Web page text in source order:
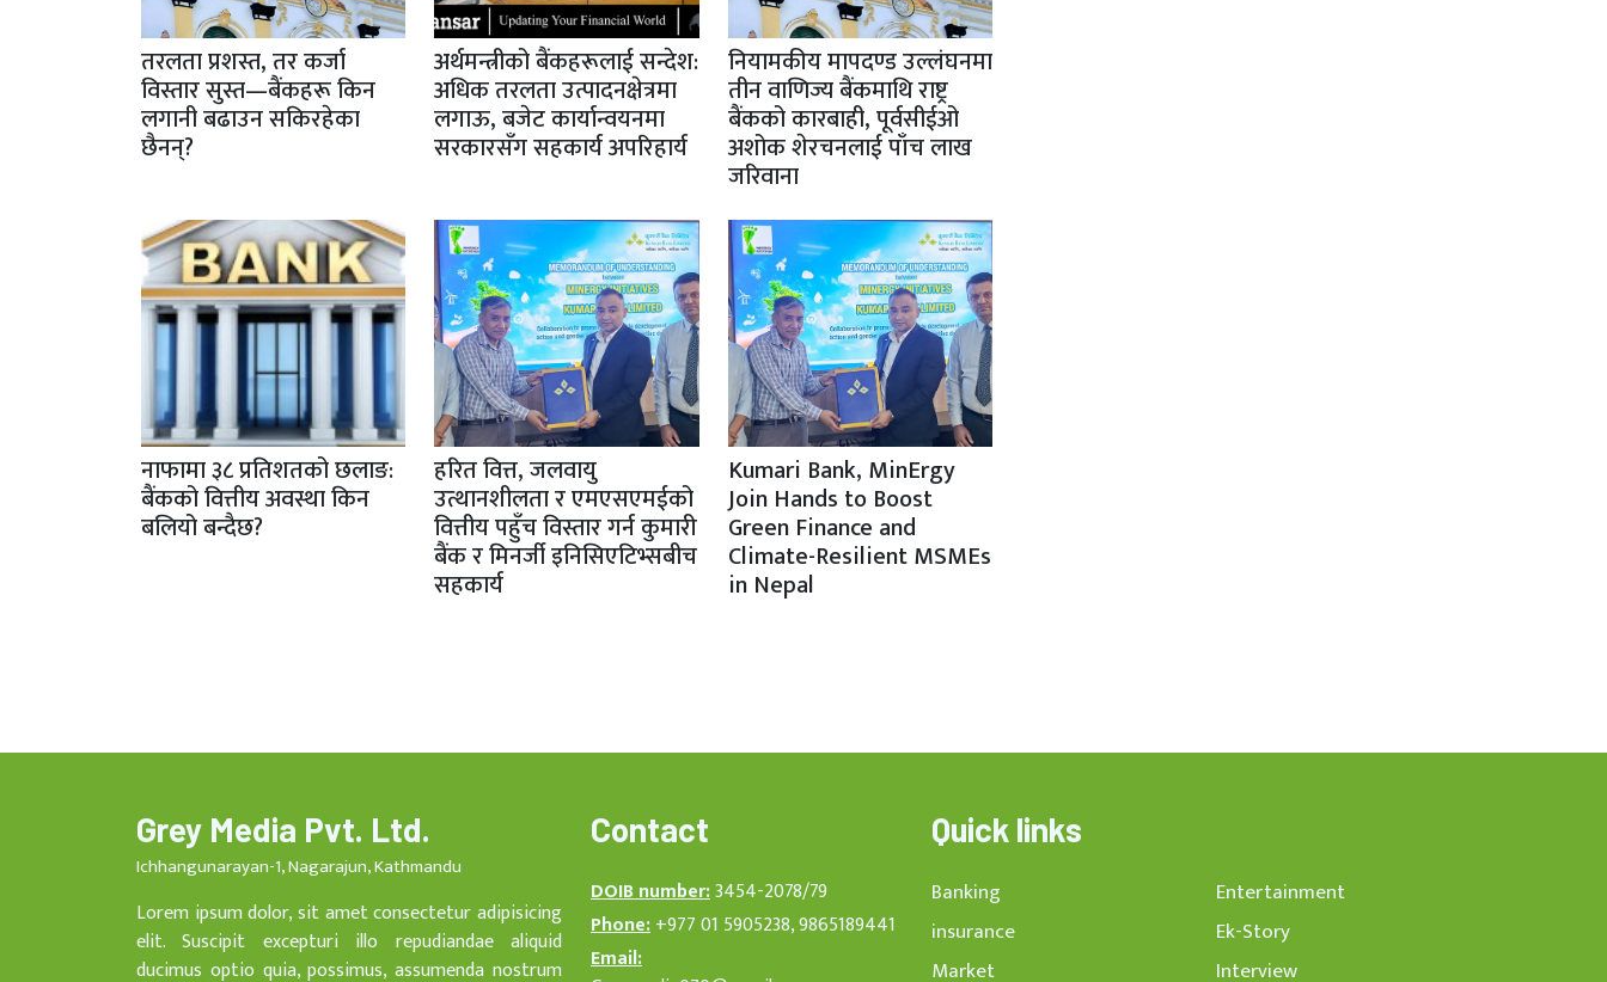
तरलता प्रशस्त, तर कर्जा
विस्तार सुस्त—बैंकहरू किन
लगानी बढाउन सकिरहेका
छैनन्?
अर्थमन्त्रीको बैंकहरूलाई सन्देश:
अधिक तरलता उत्पादनक्षेत्रमा
लगाऊ, बजेट कार्यान्वयनमा
सरकारसँग सहकार्य अपरिहार्य
नियामकीय मापदण्ड उल्लंघनमा
तीन वाणिज्य बैंकमाथि राष्ट्र
बैंकको कारबाही, पूर्वसीईओ
अशोक शेरचनलाई पाँच लाख
जरिवाना
नाफामा ३८ प्रतिशतको छलाङ:
बैंकको वित्तीय अवस्था किन
बलियो बन्दैछ?
हरित वित्त, जलवायु
उत्थानशीलता र एमएसएमईको
वित्तीय पहुँच विस्तार गर्न कुमारी
बैंक र मिनर्जी इनिसिएटिभ्सबीच
सहकार्य
Kumari Bank, MinErgy
Join Hands to Boost
Green Finance and
Climate-Resilient MSMEs
in Nepal
Grey Media Pvt. Ltd.
Ichhangunarayan-1, Nagarajun, Kathmandu
Lorem ipsum dolor, sit amet consectetur adipisicing
elit. Suscipit excepturi illo repudiandae aliquid
ducimus optio quia, possimus, assumenda nostrum
Contact
DOIB number:3454-2078/79
Phone:+977 01 5905238, 9865189441
Email:
Quick links
Banking
insurance
Market
Entertainment
Ek-Story
Interview